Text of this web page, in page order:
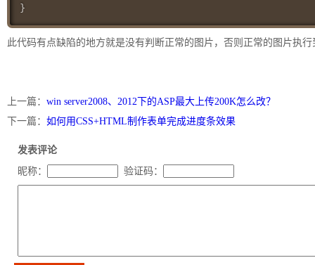
}
此代码有点缺陷的地方就是没有判断正常的图片，否则正常的图片执
上一篇： win server2008、2012下的ASP最大上传200K怎么改？
下一篇： 如何用CSS+HTML制作表单完成进度条效果
发表评论
昵称：
验证码：